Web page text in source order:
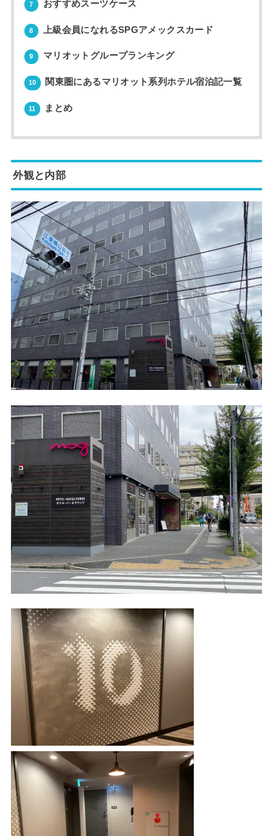
7 おすすめスーツケース
8 上級会員になれるSPGアメックスカード
9 マリオットグループランキング
10 関東圏にあるマリオット系列ホテル宿泊記一覧
11 まとめ
外観と内部